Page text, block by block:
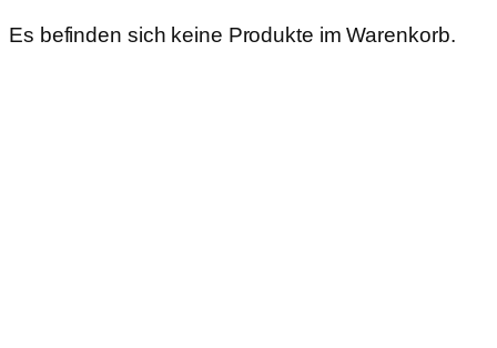
Es befinden sich keine Produkte im Warenkorb.